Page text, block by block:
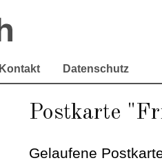
Kontakt Datenschutz
Postkarte
Gelaufene